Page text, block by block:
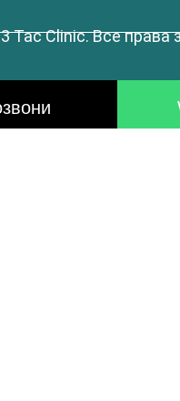
Tac Clinic. Все